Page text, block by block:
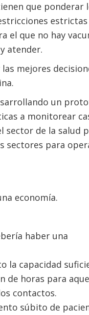
que ponderar
estrictas
el que no hay
atender.
mejores
un
a monitorear
sector de la salud
sectores para
economía.
haber una
la capacidad
de horas para
contactos.
súbito de